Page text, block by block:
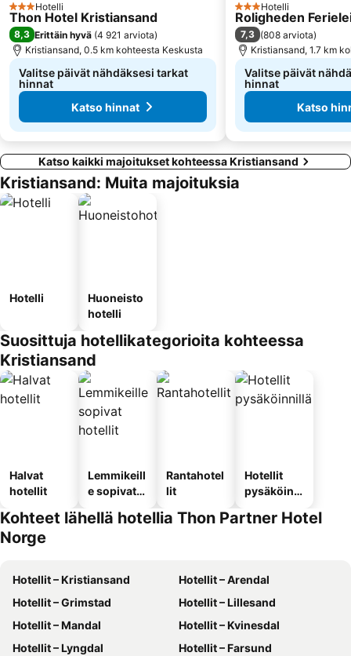
3 Tähtiluokitus
Hotelli
Thon Hotel Kristiansand
8,3 Erittäin hyvä (4 921 arviota)
Kristiansand, 0.5 km kohteesta Keskusta
Valitse päivät nähdäksesi tarkat
hinnat
Katso hinnat
3 Tähtiluokitus
Hotelli
Roligheden
7,3 (808 arviota)
Kristiansand, 1.7 km
Valitse päivät
hinnat
Katso
Katso kaikki majoitukset kohteessa Kristiansand
Kristiansand: Muita majoituksia
Hotelli
Huoneisto
hotelli
Suosittuja hotellikategorioita kohteessa
Kristiansand
Halvat
hotellit
Lemmikeill
e sopivat
Rantahotel
lit
Hotellit
pysäköinni
Kohteet lähellä hotellia Thon Partner Hotel
Norge
Hotellit – Kristiansand
Hotellit – Arendal
Hotellit – Grimstad
Hotellit – Lillesand
Hotellit – Mandal
Hotellit – Kvinesdal
Hotellit – Lyngdal
Hotellit – Farsund